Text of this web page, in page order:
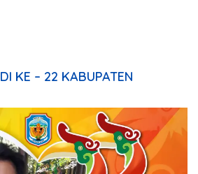
KE – 22 KABUPATEN